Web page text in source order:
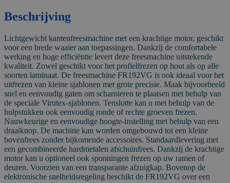
Beschrijving
Lichtgewicht kantenfreesmachine met een krachtige motor, geschikt
voor een brede waaier aan toepassingen. Dankzij de comfortabele
werking en hoge efficiëntie levert deze freesmachine uitstekende
kwaliteit. Zowel geschikt voor het profielfrezen op hout als op alle
soorten laminaat. De freesmachine FR192VG is ook ideaal voor het
uitfrezen van kleine sjablonen met grote precisie. Maak bijvoorbeeld
snel en eenvoudig gaten om scharnieren te plaatsen met behulp van
de speciale Virutex-sjablonen. Tenslotte kan u met behulp van de
hulpstukken ook eenvoudig ronde of rechte groeven frezen.
Nauwkeurige en eenvoudige hoogte-instelling met behulp van een
draaiknop. De machine kan worden omgebouwd tot een kleine
bovenfrees zonder bijkomende accessoires. Standaardlevering met
een gecombineerde hardmetalen afschuinfrees. Dankzij de krachtige
motor kan u optioneel ook sponningen frezen op uw ramen of
deuren. Voorzien van een transparante afzuigkap. Bovenop de
elektronische snelheidsregeling beschikt de FR192VG over een